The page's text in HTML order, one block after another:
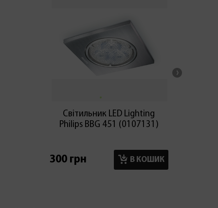
Світильник LED Lighting
Philips BBG 451 (0107131)
300 грн В КОШИК